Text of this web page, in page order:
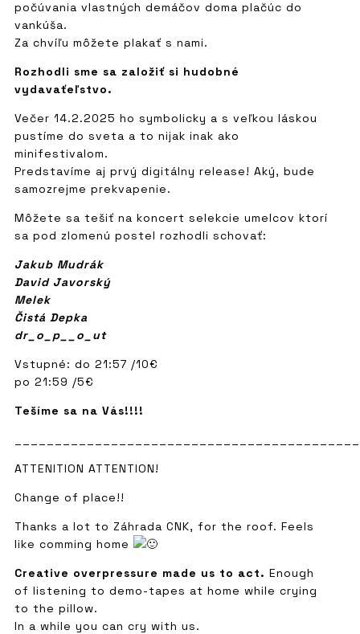
počúvania vlastných demáčov doma plačúc do
vankúša.
Za chvíľu môžete plakať s nami.
Rozhodli sme sa založiť si hudobné
vydavaťeľstvo.
Večer 14.2.2025 ho symbolicky a s veľkou láskou
pustíme do sveta a to nijak inak ako
minifestivalom.
Predstavíme aj prvý digitálny release! Aký, bude
samozrejme prekvapenie.
Môžete sa tešiť na koncert selekcie umelcov ktorí
sa pod zlomenú postel rozhodli schovať:
Jakub Mudrák
David Javorský
Melek
Čistá Depka
dr_o_p__o_ut
Vstupné: do 21:57 /10€
po 21:59 /5€
Tešíme sa na Vás!!!!
ATTENITION ATTENTION!
Change of place!!
Thanks a lot to Záhrada CNK, for the roof. Feels
like comming home
Creative overpressure made us to act. Enough
of listening to demo-tapes at home while crying
to the pillow.
In a while you can cry with us.